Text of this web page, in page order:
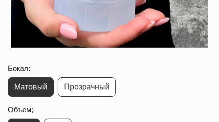
Бокал:
Матовый Прозрачный
Объем;